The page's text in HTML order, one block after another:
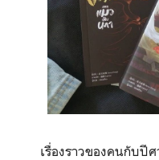
เรื่องราวของคนกับปีศา